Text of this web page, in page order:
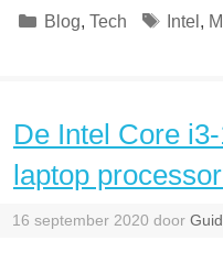
Categorieën
Blog, Tech Tags
Intel ,
De Intel Core
laptop
16 september 2020 door